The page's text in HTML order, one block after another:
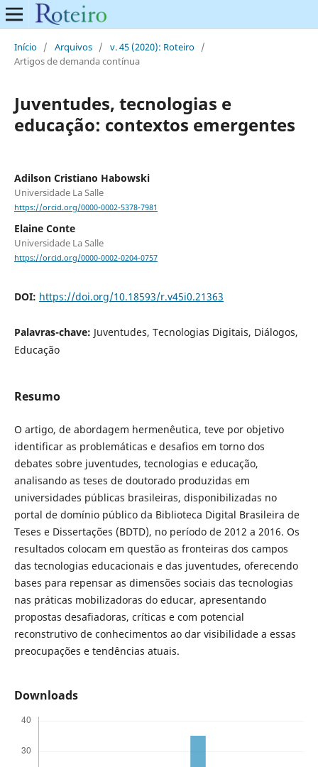
Início / Arquivos / v. 45 (2020): Roteiro /
Artigos de demanda contínua
Juventudes, tecnologias e
educação: contextos emergentes
Adilson Cristiano Habowski
Universidade La Salle
https://orcid.org/0000-0002-5378-7981
Elaine Conte
Universidade La Salle
https://orcid.org/0000-0002-0204-0757
DOI: https://doi.org/10.18593/r.v45i0.21363
Palavras-chave: Juventudes, Tecnologias Digitais, Diálogos,
Educação
Resumo
O artigo, de abordagem hermenêutica, teve por objetivo
identificar as problemáticas e desafios em torno dos
debates sobre juventudes, tecnologias e educação,
analisando as teses de doutorado produzidas em
universidades públicas brasileiras, disponibilizadas no
portal de domínio público da Biblioteca Digital Brasileira de
Teses e Dissertações (BDTD), no período de 2012 a 2016. Os
resultados colocam em questão as fronteiras dos campos
das tecnologias educacionais e das juventudes, oferecendo
bases para repensar as dimensões sociais das tecnologias
nas práticas mobilizadoras do educar, apresentando
propostas desafiadoras, críticas e com potencial
reconstrutivo de conhecimentos ao dar visibilidade a essas
preocupações e tendências atuais.
Downloads